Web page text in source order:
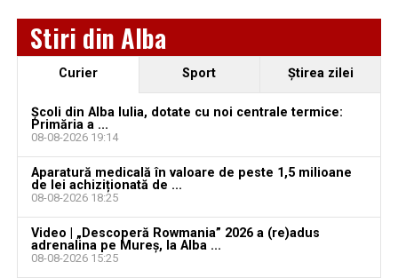
august 2026. AJOFM Alba a publicat lista posturilor
vacante
Locuri de muncă în Galda de Jos, disponibile la 4
vacante
Locuri de muncă în Teiuș, disponibile la 4 august
2026. AJOFM Alba a publicat lista posturilor
vacante
Bărbat de 30 de ani din Galda de Jos, reținut după
ce și-ar fi agresat și violat partenera
Stiri din Alba
Curier Sport Ştirea zilei
Școli din Alba Iulia, dotate cu noi centrale termice:
Primăria a ...
08-08-2026 19:14
Aparatură medicală în valoare de peste 1,5 milioane
de lei achiziționată de ...
08-08-2026 18:25
Video | „Descoperă Rowmania” 2026 a (re)adus
adrenalina pe Mureș, la Alba ...
08-08-2026 15:25